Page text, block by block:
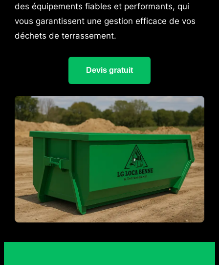
des équipements fiables et performants, qui
vous garantissent une gestion efficace de vos
déchets de terrassement.
Devis gratuit